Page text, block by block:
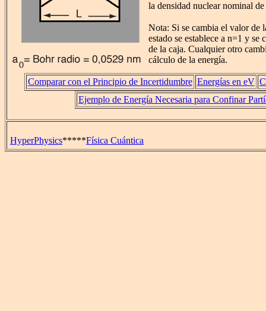
la densidad nuclear nominal
Nota: Si se cambia el valor de
estado se establece a n=1 y se
de la caja. Cualquier otro
cálculo de la energía.
Comparar con el Principio de Incertidumbre Energías en eV
Ejemplo de Energía Necesaria para Confinar
HyperPhysics*****Física Cuántica